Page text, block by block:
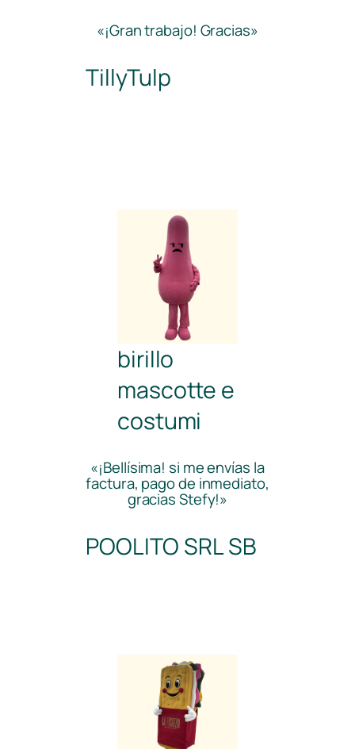
«¡Gran trabajo! Gracias»
TillyTulp
birillo
mascotte e
costumi
«¡Bellísima! si me envías la
factura, pago de inmediato,
gracias Stefy!»
POOLITO SRL SB